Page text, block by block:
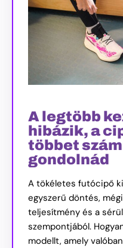
A legtöbb
hibázik, a
többet
gondolnád
A tökéletes futócipő
egyszerű döntés,
teljesítmény és a
szempontjából.
modellt, amely